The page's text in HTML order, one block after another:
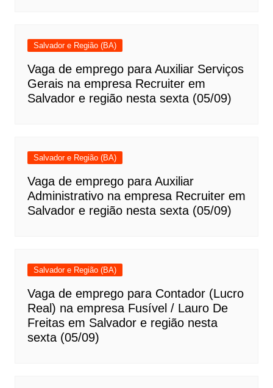
Salvador e Região (BA)
Vaga de emprego para Auxiliar Serviços
Gerais na empresa Recruiter em
Salvador e região nesta sexta (05/09)
Salvador e Região (BA)
Vaga de emprego para Auxiliar
Administrativo na empresa Recruiter em
Salvador e região nesta sexta (05/09)
Salvador e Região (BA)
Vaga de emprego para Contador (Lucro
Real) na empresa Fusível / Lauro De
Freitas em Salvador e região nesta
sexta (05/09)